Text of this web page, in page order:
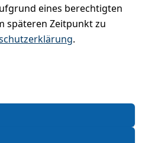
eines berechtigten
späteren Zeitpunkt zu
.